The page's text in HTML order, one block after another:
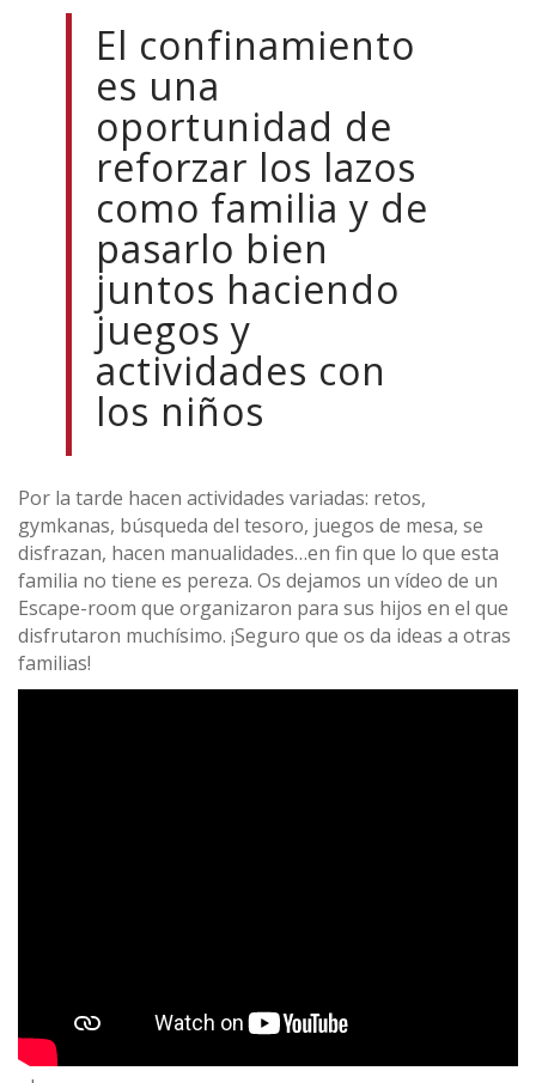
El confinamiento
es una
oportunidad de
reforzar los lazos
como familia y de
pasarlo bien
juntos haciendo
juegos y
actividades con
los niños
Por la tarde hacen actividades variadas: retos,
gymkanas, búsqueda del tesoro, juegos de mesa, se
disfrazan, hacen manualidades…en fin que lo que esta
familia no tiene es pereza. Os dejamos un vídeo de un
Escape-room que organizaron para sus hijos en el que
disfrutaron muchísimo. ¡Seguro que os da ideas a otras
familias!